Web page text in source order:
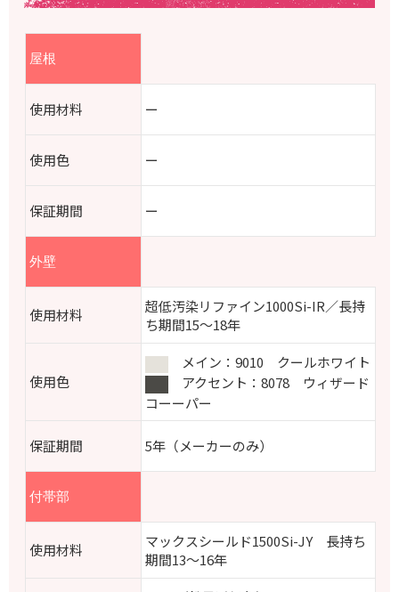
屋根
使用材料 ー
使用色 ー
保証期間 ー
外壁
使用材料
超低汚染リファイン1000Si-IR／長持
ち期間15～18年
使用色
メイン：9010 クールホワイト
アクセント：8078 ウィザード
コーーパー
保証期間 5年（メーカーのみ）
付帯部
使用材料
マックスシールド1500Si-JY 長持ち
期間13～16年